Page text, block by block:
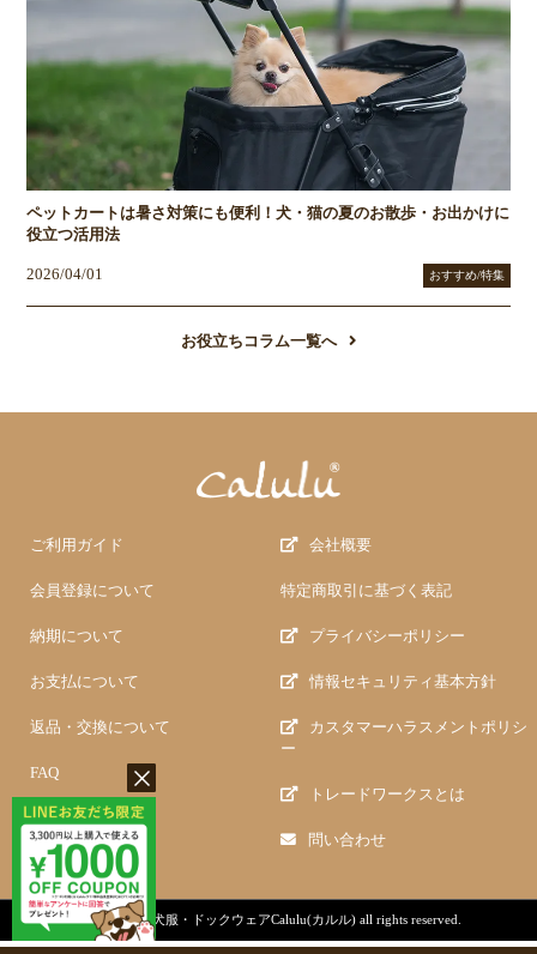
ペットカートは暑さ対策にも便利！犬・猫の夏のお散歩・お出かけに
役立つ活用法
2026/04/01 おすすめ/特集
お役立ちコラム一覧へ
ご利用ガイド
会員登録について
納期について
お支払について
返品・交換について
FAQ
会社概要
特定商取引に基づく表記
プライバシーポリシー
情報セキュリティ基本方針
カスタマーハラスメントポリシ
ー
トレードワークスとは
問い合わせ
copyright (c)犬服・ドックウェアCalulu(カルル) all rights reserved.